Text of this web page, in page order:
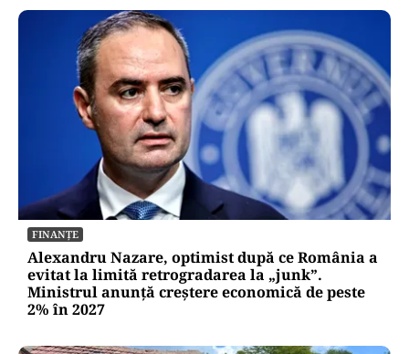
FINANȚE
Alexandru Nazare, optimist după ce România a
evitat la limită retrogradarea la „junk”.
Ministrul anunță creștere economică de peste
2% în 2027